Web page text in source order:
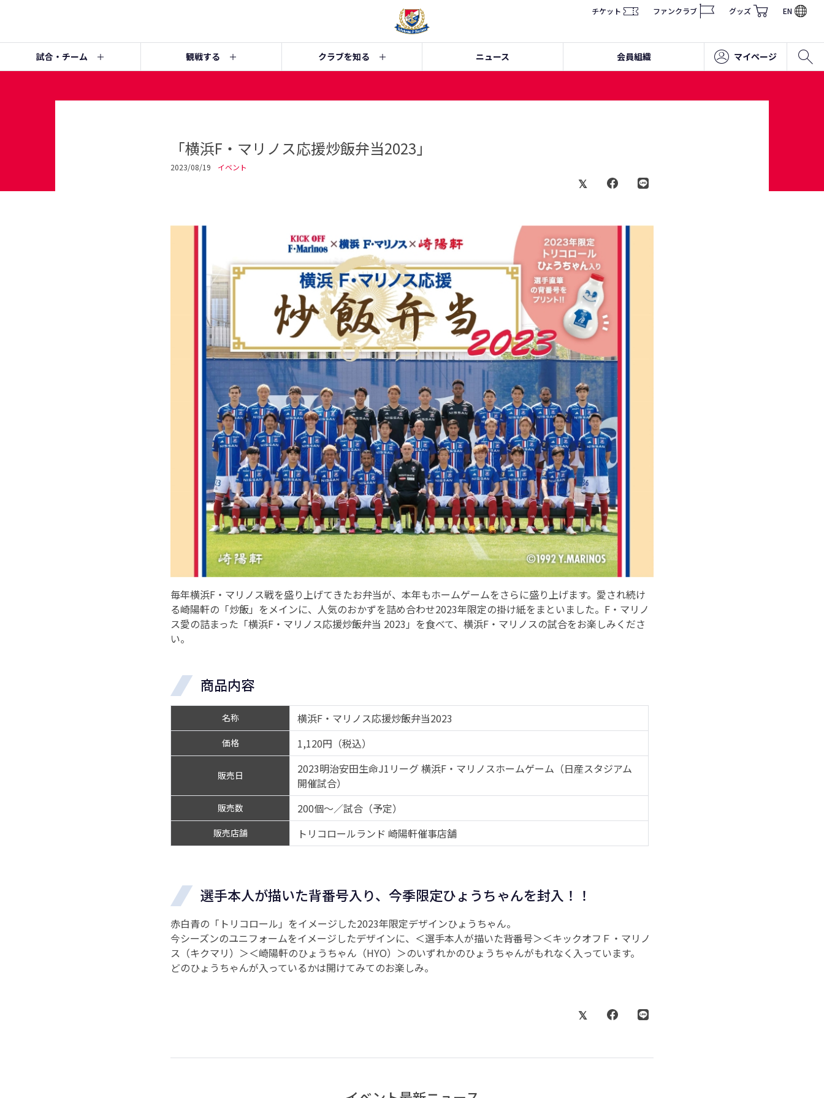
チケット ファンクラブ グッズ EN
試合・チーム 観戦する クラブを知る ニュース 会員組織 マイページ
「横浜F・マリノス応援炒飯弁当2023」
2023/08/19 イベント
毎年横浜F・マリノス戦を盛り上げてきたお弁当が、本年もホームゲームをさらに盛り上げます。愛され続け
る崎陽軒の「炒飯」をメインに、人気のおかずを詰め合わせ2023年限定の掛け紙をまといました。F・マリノ
ス愛の詰まった「横浜F・マリノス応援炒飯弁当 2023」を食べて、横浜F・マリノスの試合をお楽しみくださ
い。
商品内容
名称 横浜F・マリノス応援炒飯弁当2023
価格 1,120円（税込）
販売日
2023明治安田生命J1リーグ 横浜F・マリノスホームゲーム（日産スタジアム
開催試合）
販売数 200個～／試合（予定）
販売店舗 トリコロールランド 崎陽軒催事店舗
選手本人が描いた背番号入り、今季限定ひょうちゃんを封入！！
赤白青の「トリコロール」をイメージした2023年限定デザインひょうちゃん。
今シーズンのユニフォームをイメージしたデザインに、＜選手本人が描いた背番号＞＜キックオフＦ・マリノ
ス（キクマリ）＞＜崎陽軒のひょうちゃん（HYO）＞のいずれかのひょうちゃんがもれなく入っています。
どのひょうちゃんが入っているかは開けてみてのお楽しみ。